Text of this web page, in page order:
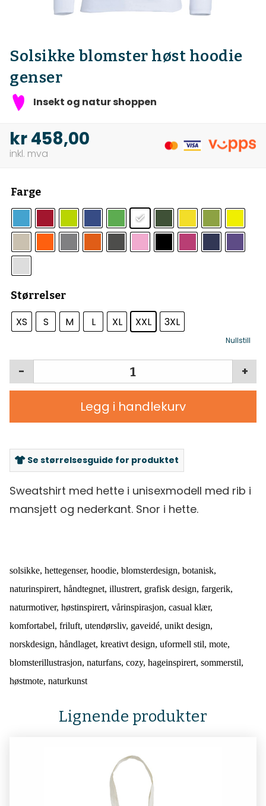
Solsikke blomster høst hoodie
genser
Insekt og natur shoppen
kr458,00
Farge
Størrelser
XS S M L XL XXL 3XL
Nullstill
+
-
Legg i handlekurv
Se størrelsesguide for produktet
Sweatshirt med hette i unisexmodell med rib i
mansjett og nederkant. Snor i hette.
solsikke, hettegenser, hoodie, blomsterdesign, botanisk,
naturinspirert, håndtegnet, illustrert, grafisk design, fargerik,
naturmotiver, høstinspirert, vårinspirasjon, casual klær,
komfortabel, friluft, utendørsliv, gaveidé, unikt design,
norskdesign, håndlaget, kreativt design, uformell stil, mote,
blomsterillustrasjon, naturfans, cozy, hageinspirert, sommerstil,
høstmote, naturkunst
Lignende produkter